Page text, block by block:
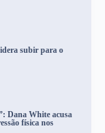
subir para o
Dana White acusa
física nos